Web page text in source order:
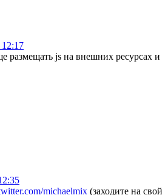
12:17
размещать js на внешних ресурсах и
michaelmix (заходите на свой